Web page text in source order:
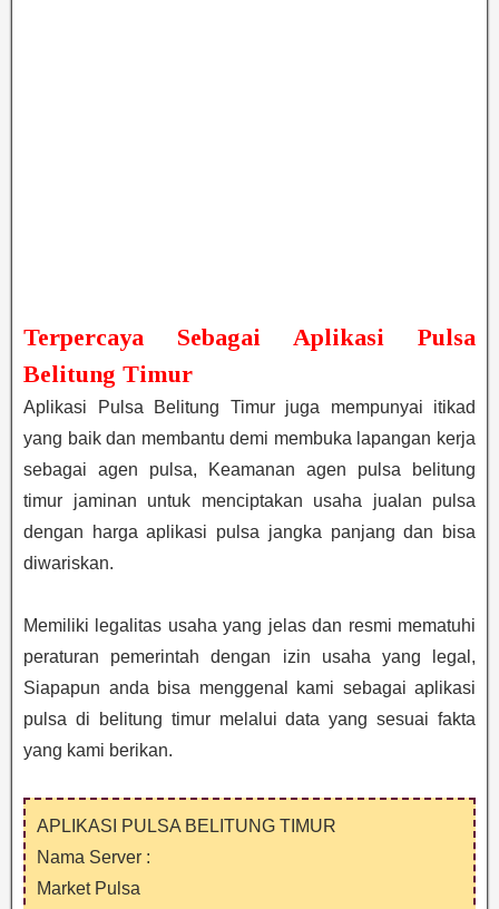
Terpercaya Sebagai Aplikasi Pulsa
Belitung Timur
Aplikasi Pulsa Belitung Timur juga mempunyai itikad
yang baik dan membantu demi membuka lapangan kerja
sebagai agen pulsa, Keamanan agen pulsa belitung
timur jaminan untuk menciptakan usaha jualan pulsa
dengan harga aplikasi pulsa jangka panjang dan bisa
diwariskan.
Memiliki legalitas usaha yang jelas dan resmi mematuhi
peraturan pemerintah dengan izin usaha yang legal,
Siapapun anda bisa menggenal kami sebagai aplikasi
pulsa di belitung timur melalui data yang sesuai fakta
yang kami berikan.
APLIKASI PULSA BELITUNG TIMUR
Nama Server :
Market Pulsa